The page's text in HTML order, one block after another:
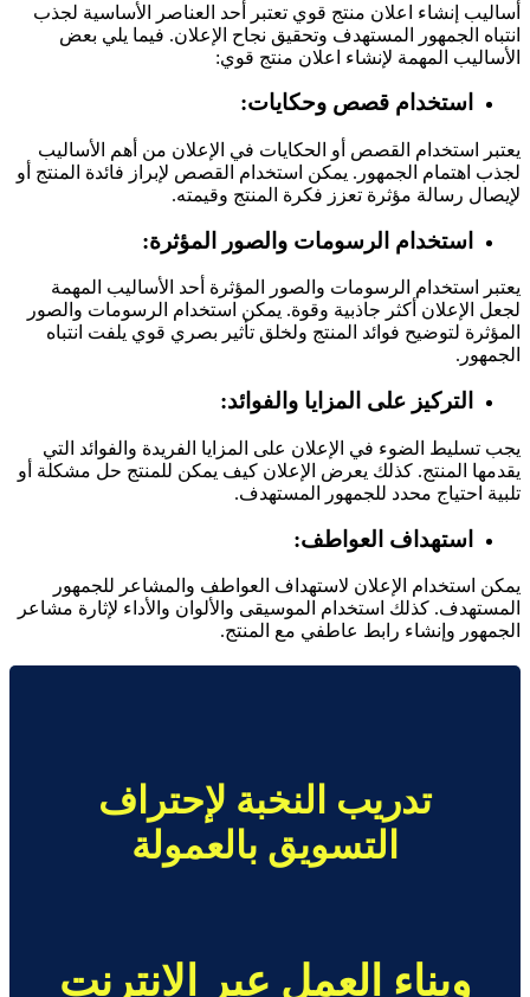
أساليب إنشاء اعلان منتج قوي تعتبر أحد العناصر الأساسية لجذب
انتباه الجمهور المستهدف وتحقيق نجاح الإعلان. فيما يلي بعض
الأساليب المهمة لإنشاء اعلان منتج قوي:
استخدام قصص وحكايات:
يعتبر استخدام القصص أو الحكايات في الإعلان من أهم الأساليب
لجذب اهتمام الجمهور. يمكن استخدام القصص لإبراز فائدة المنتج أو
لإيصال رسالة مؤثرة تعزز فكرة المنتج وقيمته.
استخدام الرسومات والصور المؤثرة:
يعتبر استخدام الرسومات والصور المؤثرة أحد الأساليب المهمة
لجعل الإعلان أكثر جاذبية وقوة. يمكن استخدام الرسومات والصور
المؤثرة لتوضيح فوائد المنتج ولخلق تأثير بصري قوي يلفت انتباه
الجمهور.
التركيز على المزايا والفوائد:
يجب تسليط الضوء في الإعلان على المزايا الفريدة والفوائد التي
يقدمها المنتج. كذلك يعرض الإعلان كيف يمكن للمنتج حل مشكلة أو
تلبية احتياج محدد للجمهور المستهدف.
استهداف العواطف:
يمكن استخدام الإعلان لاستهداف العواطف والمشاعر للجمهور
المستهدف. كذلك استخدام الموسيقى والألوان والأداء لإثارة مشاعر
الجمهور وإنشاء رابط عاطفي مع المنتج.
تدريب النخبة لإحتراف
التسويق بالعمولة
وبناء العمل عبر الانترنت